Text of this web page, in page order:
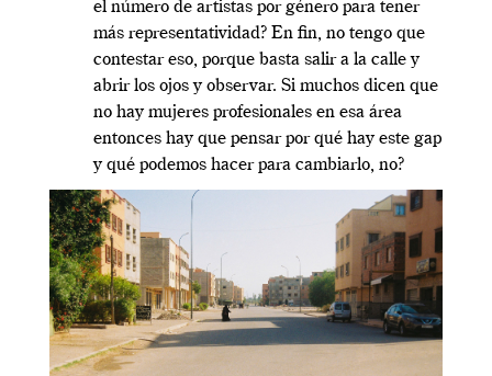
el número de artistas por género para tener
más representatividad? En fin, no tengo que
contestar eso, porque basta salir a la calle y
abrir los ojos y observar. Si muchos dicen que
no hay mujeres profesionales en esa área
entonces hay que pensar por qué hay este gap
y qué podemos hacer para cambiarlo, no?